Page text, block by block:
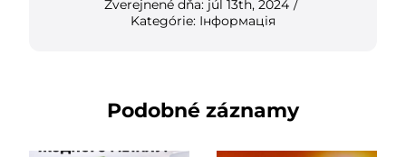
Zverejnené dňa: júl 13th, 2024 /
Kategórie: Інформація
Podobné záznamy